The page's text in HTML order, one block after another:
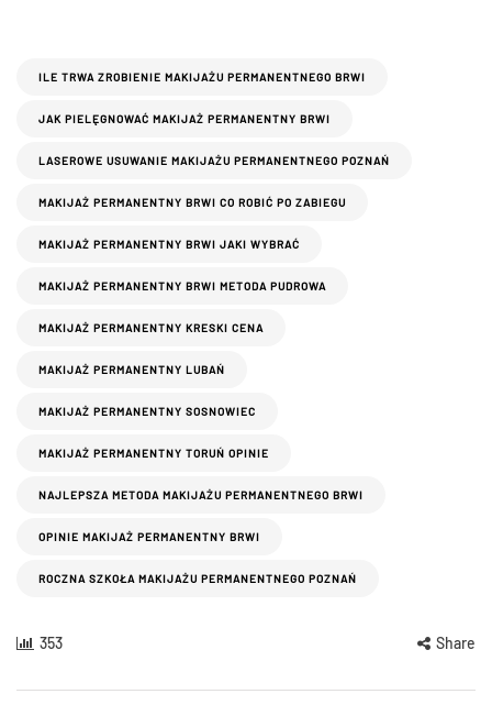
ILE TRWA ZROBIENIE MAKIJAŻU PERMANENTNEGO BRWI
JAK PIELĘGNOWAĆ MAKIJAŻ PERMANENTNY BRWI
LASEROWE USUWANIE MAKIJAŻU PERMANENTNEGO POZNAŃ
MAKIJAŻ PERMANENTNY BRWI CO ROBIĆ PO ZABIEGU
MAKIJAŻ PERMANENTNY BRWI JAKI WYBRAĆ
MAKIJAŻ PERMANENTNY BRWI METODA PUDROWA
MAKIJAŻ PERMANENTNY KRESKI CENA
MAKIJAŻ PERMANENTNY LUBAŃ
MAKIJAŻ PERMANENTNY SOSNOWIEC
MAKIJAŻ PERMANENTNY TORUŃ OPINIE
NAJLEPSZA METODA MAKIJAŻU PERMANENTNEGO BRWI
OPINIE MAKIJAŻ PERMANENTNY BRWI
ROCZNA SZKOŁA MAKIJAŻU PERMANENTNEGO POZNAŃ
353 Share